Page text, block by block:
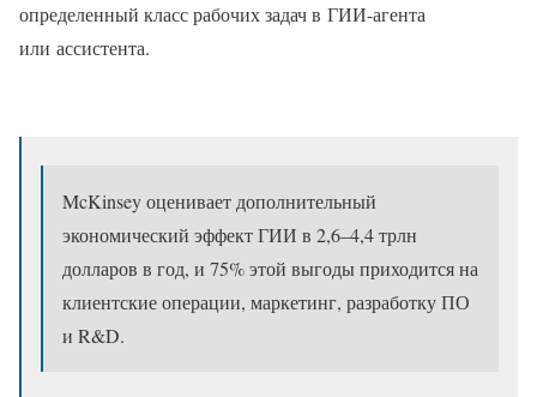
определенный класс рабочих задач в ГИИ-агента
или ассистента.
McKinsey оценивает дополнительный
экономический эффект ГИИ в 2,6–4,4 трлн
долларов в год, и 75% этой выгоды приходится на
клиентские операции, маркетинг, разработку ПО
и R&D.